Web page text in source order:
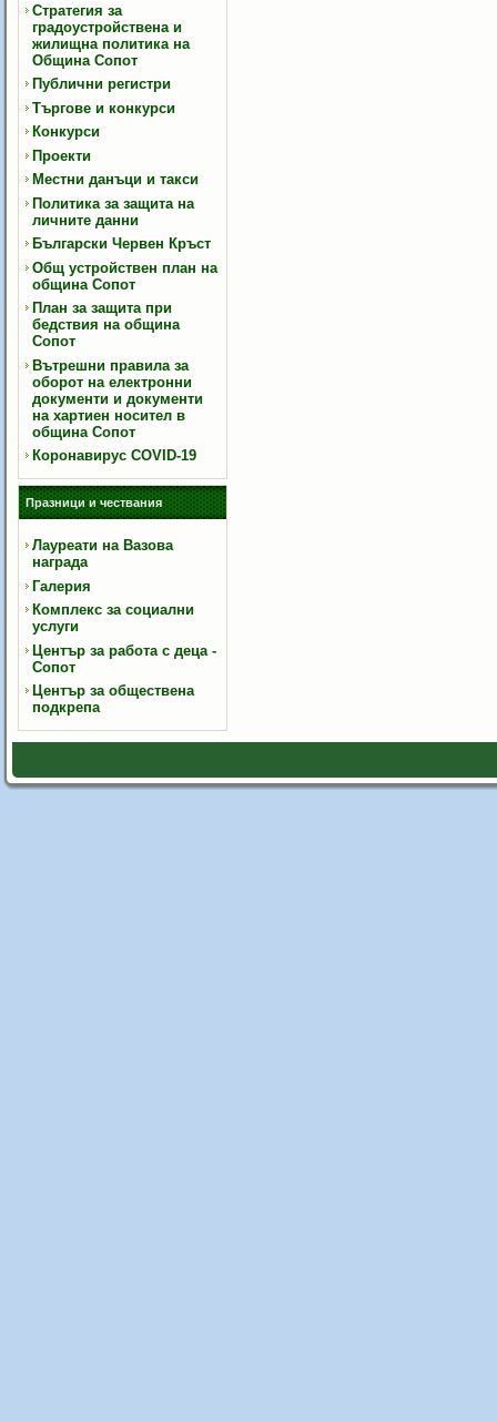
Стратегия за
градоустройствена и
жилищна политика на
Община Сопот
Публични регистри
Търгове и конкурси
Конкурси
Проекти
Местни данъци и такси
Политика за защита на
личните данни
Български Червен Кръст
Общ устройствен план на
община Сопот
План за защита при
бедствия на община
Сопот
Вътрешни правила за
оборот на електронни
документи и документи
на хартиен носител в
община Сопот
Коронавирус COVID-19
Празници и чествания
Лауреати на Вазова
награда
Галерия
Комплекс за социални
услуги
Център за работа с деца -
Сопот
Център за обществена
подкрепа